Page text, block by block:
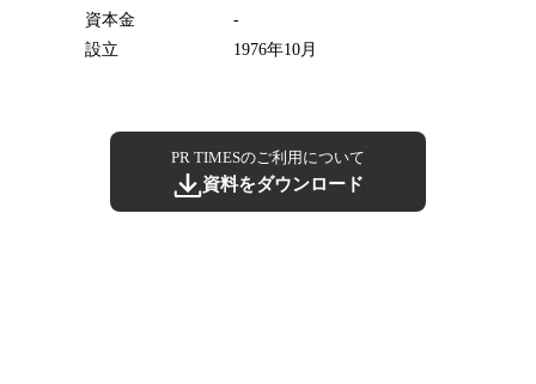
資本金
-
設立
1976年10月
PR TIMESのご利用について
資料をダウンロード